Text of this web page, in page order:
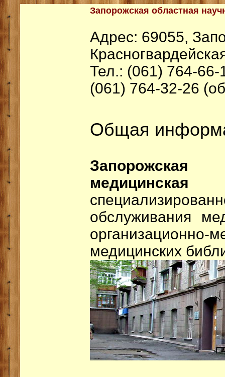
Запорожская областная
Адрес: 69055,
Тел.: (061) 764-66-
(061) 764-32-26
Общая
Запорожская
медицинская
обслуживания
организационно-
медицинских